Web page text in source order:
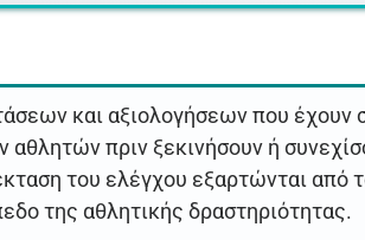
και αξιολογήσεων που έχουν
αθλητών πριν ξεκινήσουν ή
του ελέγχου εξαρτώνται από
της αθλητικής δραστηριότητας.